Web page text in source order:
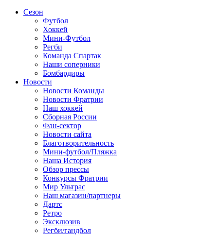
Сезон
Футбол
Хоккей
Мини-Футбол
Регби
Команда Спартак
Наши соперники
Бомбардиры
Новости
Новости Команды
Новости Фратрии
Наш хоккей
Сборная России
Фан-cектор
Новости сайта
Благотворительность
Мини-футбол/Пляжка
Наша История
Обзор прессы
Конкурсы Фратрии
Мир Ультрас
Наш магазин/партнеры
Дартс
Ретро
Эксклюзив
Регби/гандбол